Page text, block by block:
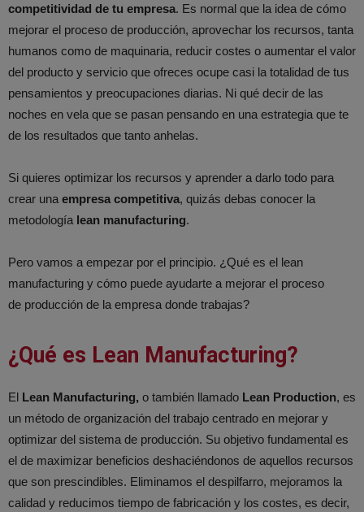
competitividad de tu empresa. Es normal que la idea de cómo
mejorar el proceso de producción, aprovechar los recursos, tanta
humanos como de maquinaria, reducir costes o aumentar el valor
del producto y servicio que ofreces ocupe casi la totalidad de tus
pensamientos y preocupaciones diarias. Ni qué decir de las
noches en vela que se pasan pensando en una estrategia que te
de los resultados que tanto anhelas.
Si quieres optimizar los recursos y aprender a darlo todo para
crear una empresa competitiva, quizás debas conocer la
metodología lean manufacturing.
Pero vamos a empezar por el principio. ¿Qué es el lean
manufacturing y cómo puede ayudarte a mejorar el proceso
de producción de la empresa donde trabajas?
¿Qué es Lean Manufacturing?
El Lean Manufacturing, o también llamado Lean Production, es
un método de organización del trabajo centrado en mejorar y
optimizar del sistema de producción. Su objetivo fundamental es
el de maximizar beneficios deshaciéndonos de aquellos recursos
que son prescindibles. Eliminamos el despilfarro, mejoramos la
calidad y reducimos tiempo de fabricación y los costes, es decir,